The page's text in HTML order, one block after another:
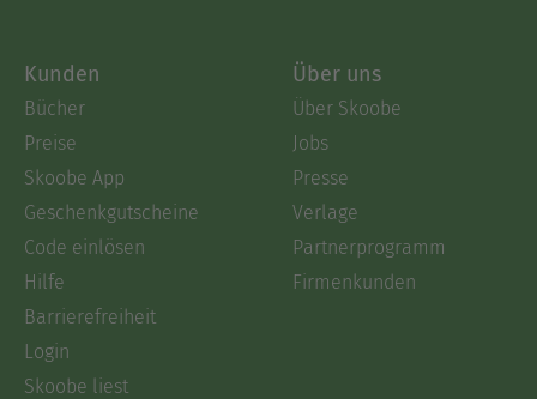
Kunden
Bücher
Preise
Skoobe App
Geschenkgutscheine
Code einlösen
Hilfe
Barrierefreiheit
Login
Skoobe liest
Über uns
Über Skoobe
Jobs
Presse
Verlage
Partnerprogramm
Firmenkunden